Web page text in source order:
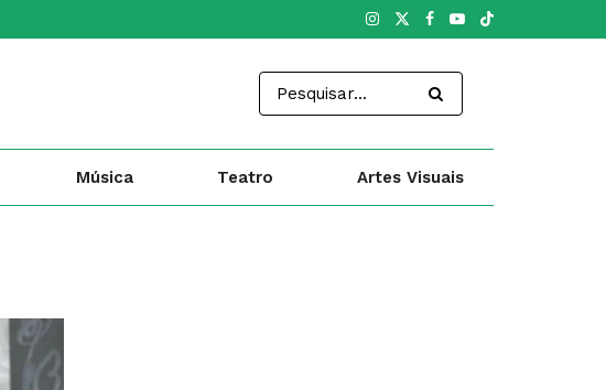
Música Teatro Artes Visuais